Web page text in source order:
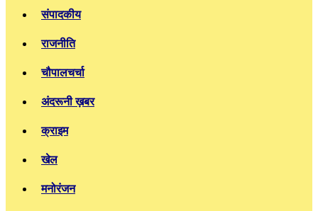
संपादकीय
राजनीति
चौपालचर्चा
अंदरूनी ख़बर
क्राइम
खेल
मनोरंजन